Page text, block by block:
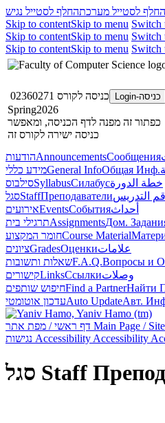
החלף לסטייל מערכתהחלף לסטייל נגיש
Skip to contentSkip to menu Switch
Skip to contentSkip to menu Switch
Skip to contentSkip to menu Switch
כניסה-Login
כניסה לקורס 02360271
Spring2026
כפתור זה מפנה לדף הכניסה, ומאפשר
כניסה ישירה לקורס זה
הודעותAnnouncementsСообщения
מידע כלליGeneral InfoОбщая Инф.
סילבוסSyllabusСилабусخطة الدورة
סגלStaffПреподавателиالتدريس
אירועיםEventsСобытияأحداث
תרגילי ביתAssignmentsДом.
חומר המקצועCourse Material
ציוניםGradesОценкиعلامات
שאלות ותשובותF.A.Q.Вопросы и
קישוריםLinksСсылкиوصلات
חיפוש שותפיםFind a PartnerНайти
עדכון אוטומטיAuto UpdateАвт.
Main Page /
Accessibility Accessibility
סגל Staff